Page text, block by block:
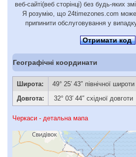
веб-сайті(веб сторінці) без будь-яких
Я розумію, що 24timezones.com
припинити обслуговування у
Отримати код
Географічні координати
Широта:
49° 25′ 43″ північної широти
Довгота:
32° 03′ 44″ східної довготи
Черкаси - детальна мапа